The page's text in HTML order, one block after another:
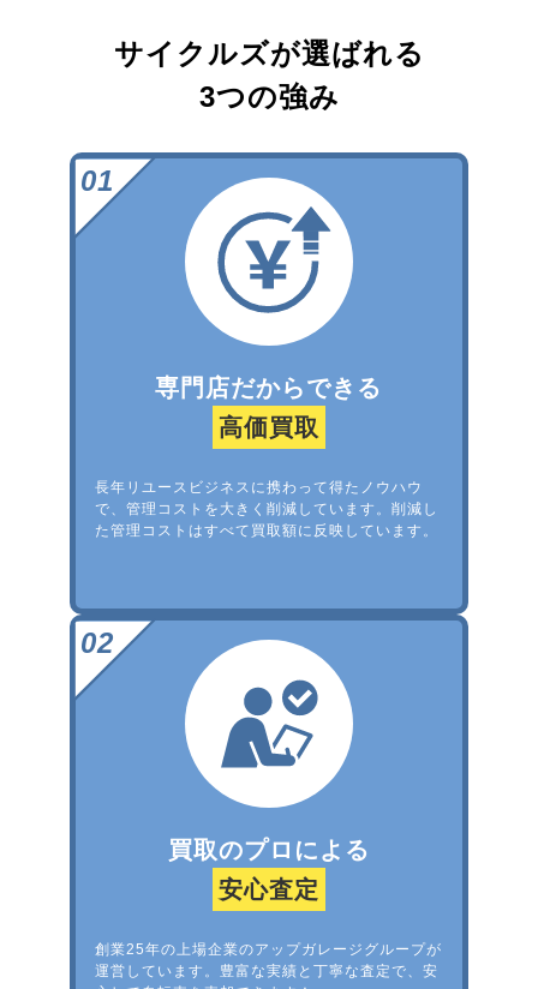
サイクルズが選ばれる
3つの強み
専門店だからできる
高価買取
長年リユースビジネスに携わって得たノウハウ
で、管理コストを大きく削減しています。削減し
た管理コストはすべて買取額に反映しています。
買取のプロによる
安心査定
創業25年の上場企業のアップガレージグループが
運営しています。豊富な実績と丁寧な査定で、安